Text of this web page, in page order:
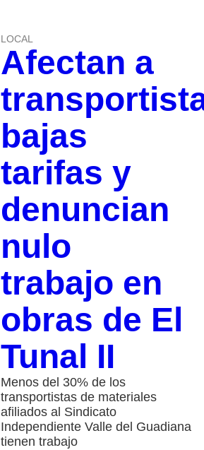
LOCAL
Afectan a
bajas
tarifas y
denuncian
nulo
trabajo en
obras de El
Tunal II
Menos del 30% de los
transportistas de materiales
afiliados al Sindicato
Independiente Valle del Guadiana
tienen trabajo